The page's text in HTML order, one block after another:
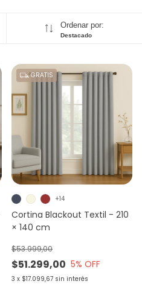
Ordenar por:
Destacado
GRATIS
Cortina Blackout Textil - 210
× 140 cm
$51.299,00
$53.999,00
5% OFF
3 x $17.099,67 sin interés
+14